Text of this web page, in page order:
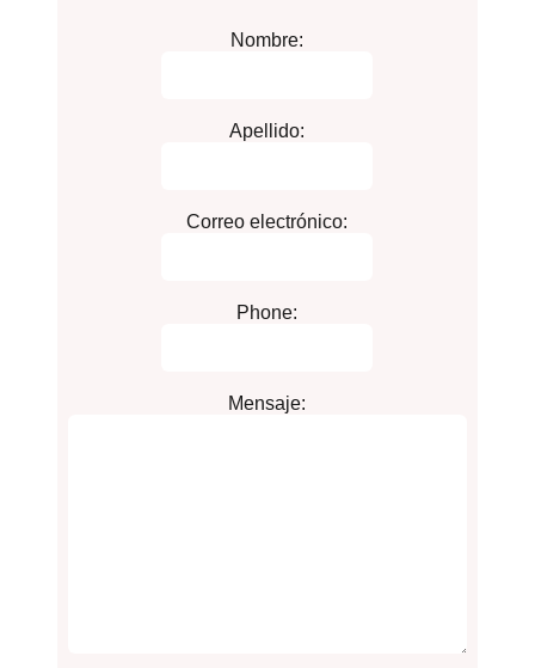
Nombre:
Apellido:
Correo electrónico:
Phone:
Mensaje: